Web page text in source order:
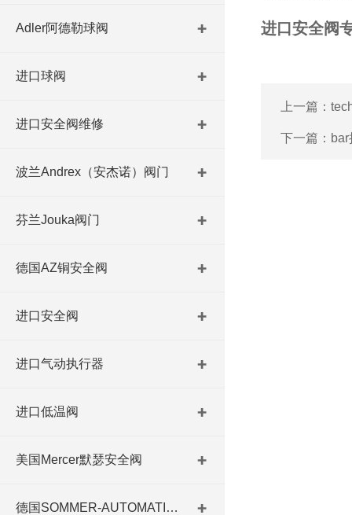
Adler阿德勒球阀
进口球阀
进口安全阀维修
波兰Andrex（安杰诺）阀门
芬兰Jouka阀门
德国AZ铜安全阀
进口安全阀
进口气动执行器
进口低温阀
美国Mercer默瑟安全阀
德国SOMMER-AUTOMATIC 平行抓手 德国夹盘 德国进口夹盘
进口安全阀
上一篇：
下一篇：